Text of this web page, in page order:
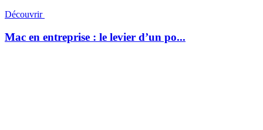
Découvrir
Mac en entreprise : le levier d’un po...